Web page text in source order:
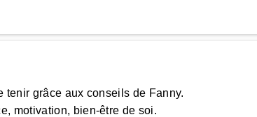
grâce aux conseils de Fanny.
motivation, bien-être de soi.